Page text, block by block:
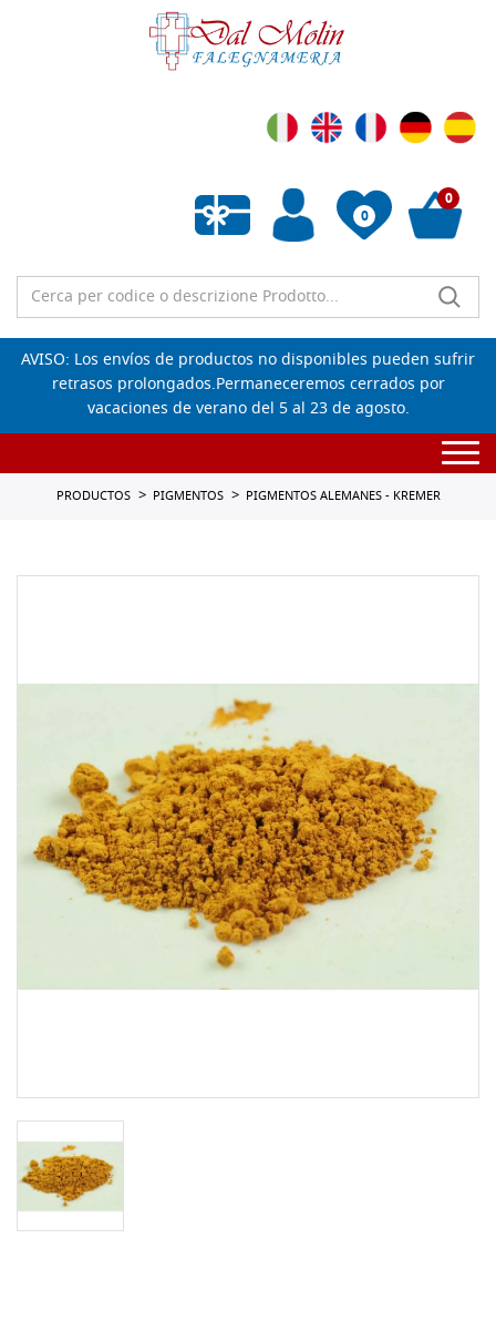
0
Lista de deseos vacía
0
AVISO: Los envíos de productos no disponibles pueden sufrir
retrasos prolongados.Permaneceremos cerrados por
vacaciones de verano del 5 al 23 de agosto.
PRODUCTOS PIGMENTOS PIGMENTOS ALEMANES - KREMER